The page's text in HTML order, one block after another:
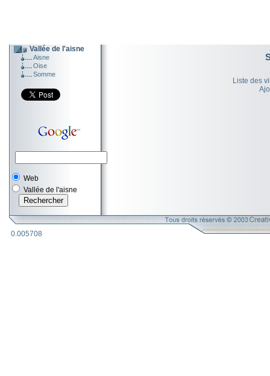
Vallée de l'aisne
Aisne
Oise
Somme
Web
Vallée de l'aisne
Liste des
0.005708